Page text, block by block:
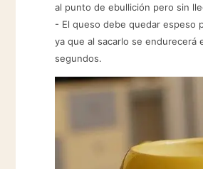
al punto de ebullición pero sin
- El queso debe quedar espeso
ya que al sacarlo se endurecerá
segundos.